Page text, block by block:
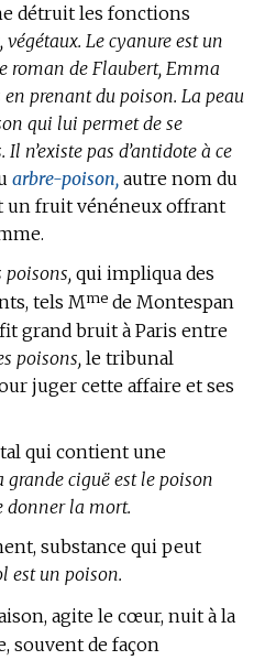
détruit les fonctions
végétaux. Le cyanure est un
roman de Flaubert, Emma
prenant du poison. La peau
qui lui permet de se
Il n’existe pas d’antidote à ce
arbre-poison, autre nom du
un fruit vénéneux offrant
poisons, qui impliqua des
tels Mmede Montespan
grand bruit à Paris entre
poisons, le tribunal
juger cette affaire et ses
qui contient une
grande ciguë est le poison
donner la mort.
substance qui peut
est un poison.
agite le cœur, nuit à la
souvent de façon